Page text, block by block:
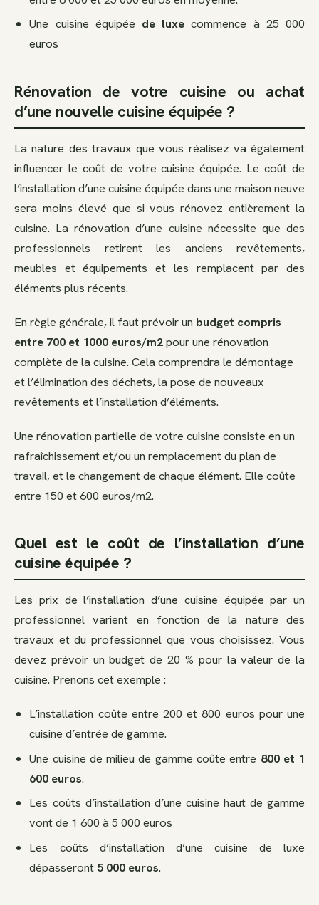
Une cuisine équipée de luxe commence à 25 000
euros
Rénovation de votre cuisine ou achat
d’une nouvelle cuisine équipée ?
La nature des travaux que vous réalisez va également
influencer le coût de votre cuisine équipée. Le coût de
l’installation d’une cuisine équipée dans une maison neuve
sera moins élevé que si vous rénovez entièrement la
cuisine. La rénovation d’une cuisine nécessite que des
professionnels retirent les anciens revêtements,
meubles et équipements et les remplacent par des
éléments plus récents.
En règle générale, il faut prévoir un budget compris
entre 700 et 1000 euros/m2pour une rénovation
complète de la cuisine. Cela comprendra le démontage
et l’élimination des déchets, la pose de nouveaux
revêtements et l’installation d’éléments.
Une rénovation partielle de votre cuisine consiste en un
rafraîchissement et/ou un remplacement du plan de
travail, et le changement de chaque élément. Elle coûte
entre 150 et 600 euros/m2.
Quel est le coût de l’installation d’une
cuisine équipée ?
Les prix de l’installation d’une cuisine équipée par un
professionnel varient en fonction de la nature des
travaux et du professionnel que vous choisissez. Vous
devez prévoir un budget de 20 % pour la valeur de la
cuisine. Prenons cet exemple :
L’installation coûte entre 200 et 800 euros pour une
cuisine d’entrée de gamme.
Une cuisine de milieu de gamme coûte entre 800 et 1
600 euros.
Les coûts d’installation d’une cuisine haut de gamme
vont de 1 600 à 5 000 euros
Les coûts d’installation d’une cuisine de luxe
dépasseront 5 000 euros.